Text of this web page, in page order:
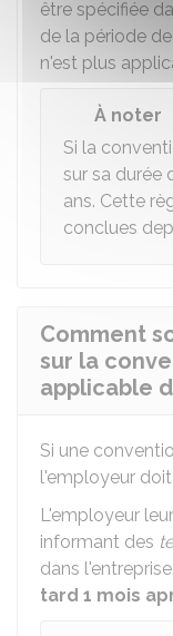
être spécifiée
de la période
n'est plus
À noter
Si la
sur sa durée
ans. Cette
conclues
Comment
sur la
applicable
Si une
l'employeur
L'employeur
informant des
dans
tard 1 mois